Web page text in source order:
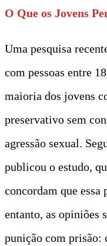
O Que os Jovens
Uma pesquisa
com pessoas entre
maioria dos jovens
preservativo sem
agressão sexual.
publicou o estudo,
concordam que
entanto, as opiniões
punição com prisão: